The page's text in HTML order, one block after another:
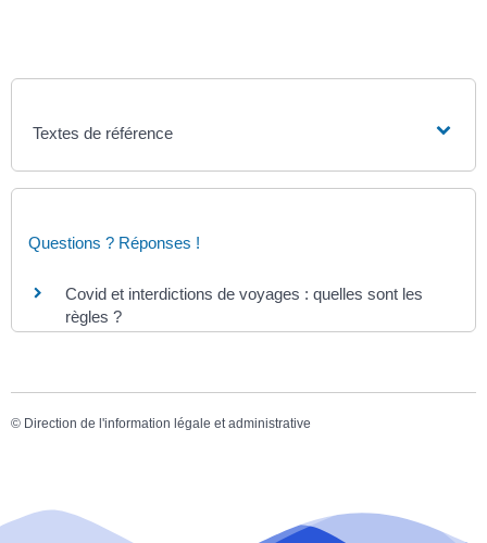
Textes de référence
Questions ? Réponses !
Covid et interdictions de voyages : quelles sont les
règles ?
© Direction de l'information légale et administrative